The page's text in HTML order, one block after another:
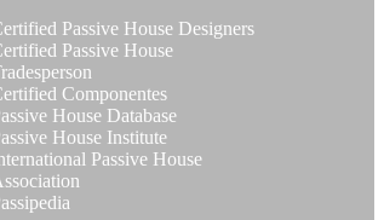
Passive House Designers
Passive House
Componentes
House Database
House Institute
Passive House